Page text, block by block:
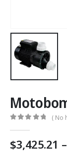
( No
$3,425.21 –